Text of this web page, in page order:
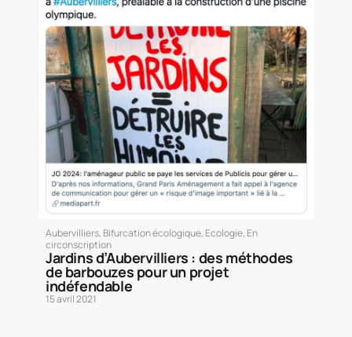
Aubervilliers, Bifurcation écologique, Ecologie, En
circonscription
Jardins d’Aubervilliers : des méthodes
de barbouzes pour un projet
indéfendable
15 avril 2021